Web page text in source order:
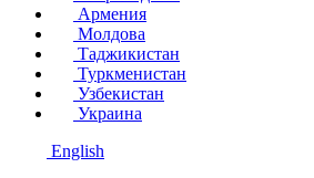
Армения
Молдова
Таджикистан
Туркменистан
Узбекистан
Украина
English